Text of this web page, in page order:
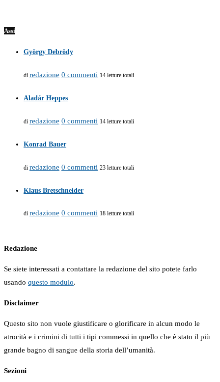
Assi
György Debrödy
di redazione 0 commenti 14 letture totali
Aladár Heppes
di redazione 0 commenti 14 letture totali
Konrad Bauer
di redazione 0 commenti 23 letture totali
Klaus Bretschneider
di redazione 0 commenti 18 letture totali
Redazione
Se siete interessati a contattare la redazione del sito potete farlo
usando questo modulo.
Disclaimer
Questo sito non vuole giustificare o glorificare in alcun modo le
atrocità e i crimini di tutti i tipi commessi in quello che è stato il più
grande bagno di sangue della storia dell’umanità.
Sezioni